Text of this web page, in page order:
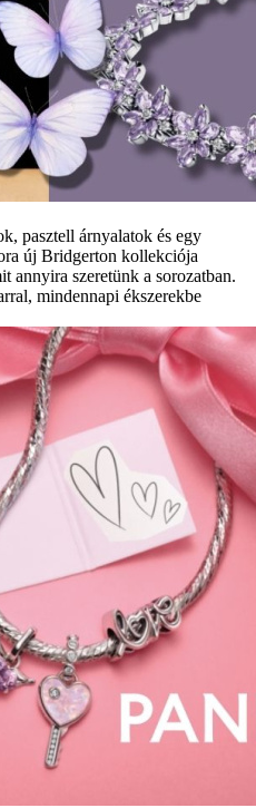
pasztell árnyalatok és egy
új Bridgerton kollekciója
annyira szeretünk a sorozatban.
mindennapi ékszerekbe